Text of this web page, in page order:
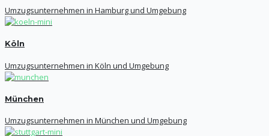
Umzugsunternehmen in Hamburg und Umgebung
Köln
Umzugsunternehmen in Köln und Umgebung
München
Umzugsunternehmen in München und Umgebung